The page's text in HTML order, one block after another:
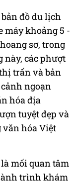
đồ du lịch
máy khoảng 5 -
sơ, trong
này, các phượt
trấn và bản
ngoạn
hóa địa
tuyệt đẹp và
hóa Việt
mối quan tâm
trình khám